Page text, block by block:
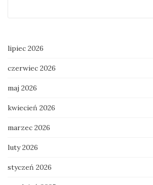
lipiec 2026
czerwiec 2026
maj 2026
kwiecień 2026
marzec 2026
luty 2026
styczeń 2026